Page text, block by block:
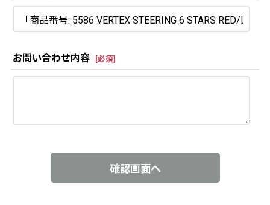
お問い合わせ内容 [必須]
確認画面へ